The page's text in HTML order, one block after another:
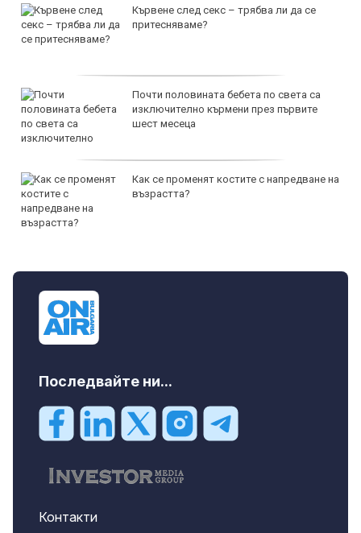
Кървене след секс – трябва ли да се
притесняваме?
Почти половината бебета по света са
изключително кърмени през първите
шест месеца
Как се променят костите с напредване на
възрастта?
Последвайте ни...
Контакти